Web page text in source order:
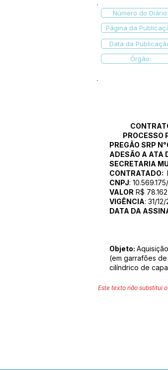
Número do Diário:
Página da
Data da
Órgão:
PROCESSO
PREGÃO SRP
ADESÃO A ATA
SECRETARIA
CONTRATADO:
CNPJ:
VALOR R$
VIGÊNCIA: 31/12/
DATA DA
Objeto:
(em garrafões
cilíndrico de
Este texto não substitui